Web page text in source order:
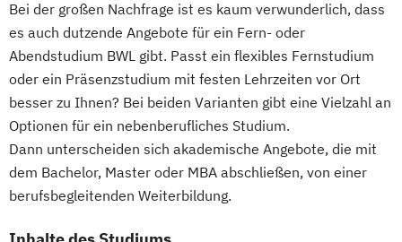
Technische Betriebswirtschaft
Technische Informatik
Technologiemanagement
Vorkurs Mathematik
Wasserstofftechnologien
Wirtschaftsinformatik
Wirtschaftsingenieurwesen
Wirtschaftsingenieurwesen
Wirtschaftsingenieurwesen Elektrotechnik
Wirtschaftswissenschaft Studienrichtung
Rechnungslegung
Steuern und Wirtschaftsprüfung
Wirtschaftswissenschaft Studienrichtung
Risikomanagement
Wirtschaftswissenschaft Studienrichtung
Unternehmenssteuerung
Wirtschaftswissenschaft für Ingenieur/-
innen und Naturwissenschaftler/innen
Bei der großen Nachfrage ist es kaum verwunderlich, dass
es auch dutzende Angebote für ein Fern- oder
Abendstudium BWL gibt. Passt ein flexibles Fernstudium
oder ein Präsenzstudium mit festen Lehrzeiten vor Ort
besser zu Ihnen? Bei beiden Varianten gibt eine Vielzahl an
Optionen für ein nebenberufliches Studium.
Dann unterscheiden sich akademische Angebote, die mit
dem Bachelor, Master oder MBA abschließen, von einer
berufsbegleitenden Weiterbildung.